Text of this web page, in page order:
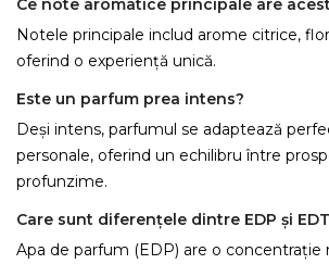
Ce note aromatice principale are
Notele principale includ arome citrice,
oferind o experiență unică.
Este un parfum prea intens?
Deși intens, parfumul se adaptează
personale, oferind un echilibru între
profunzime.
Care sunt diferențele dintre EDP și
Apa de parfum (EDP) are o concentrație